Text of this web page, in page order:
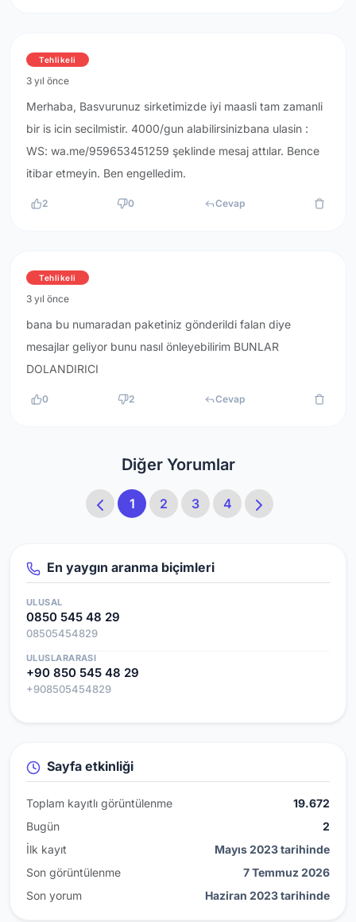
Tehlikeli
3 yıl önce
Merhaba, Basvurunuz sirketimizde iyi maasli tam zamanli
bir is icin secilmistir. 4000/gun alabilirsinizbana ulasin :
WS: wa.me/959653451259 şeklinde mesaj attılar. Bence
itibar etmeyin. Ben engelledim.
2 0 Cevap
Tehlikeli
3 yıl önce
bana bu numaradan paketiniz gönderildi falan diye
mesajlar geliyor bunu nasıl önleyebilirim BUNLAR
DOLANDIRICI
0 2 Cevap
Diğer Yorumlar
1 2 3 4
En yaygın aranma biçimleri
ULUSAL
0850 545 48 29
08505454829
ULUSLARARASI
+90 850 545 48 29
+908505454829
Sayfa etkinliği
Toplam kayıtlı görüntülenme
19.672
Bugün
2
İlk kayıt
Mayıs 2023 tarihinde
Son görüntülenme
7 Temmuz 2026
Son yorum
Haziran 2023 tarihinde